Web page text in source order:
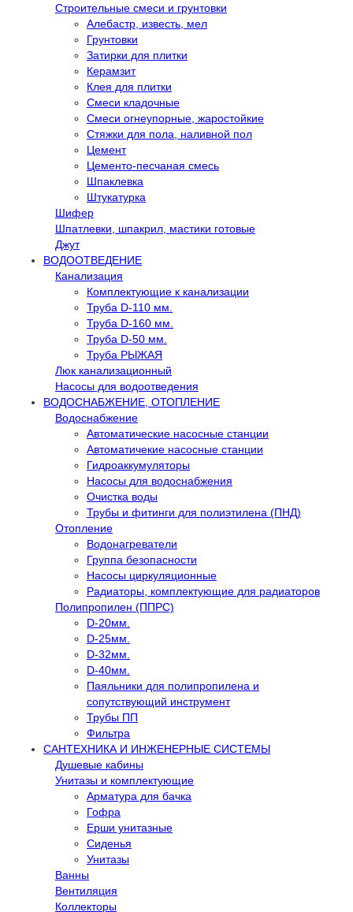
Строительные смеси и грунтовки
Алебастр, известь, мел
Грунтовки
Затирки для плитки
Керамзит
Клея для плитки
Смеси кладочные
Смеси огнеупорные, жаростойкие
Стяжки для пола, наливной пол
Цемент
Цементо-песчаная смесь
Шпаклевка
Штукатурка
Шифер
Шпатлевки, шпакрил, мастики готовые
Джут
ВОДООТВЕДЕНИЕ
Канализация
Комплектующие к канализации
Труба D-110 мм.
Труба D-160 мм.
Труба D-50 мм.
Труба РЫЖАЯ
Люк канализационный
Насосы для водоотведения
ВОДОСНАБЖЕНИЕ, ОТОПЛЕНИЕ
Водоснабжение
Автоматичеcкие насосные станции
Автоматичекие насосные станции
Гидроаккумуляторы
Насосы для водоснабжения
Очистка воды
Трубы и фитинги для полиэтилена (ПНД)
Отопление
Водонагреватели
Группа безопасности
Насосы циркуляционные
Радиаторы, комплектующие для радиаторов
Полипропилен (ППРС)
D-20мм.
D-25мм.
D-32мм.
D-40мм.
Паяльники для полипропилена и
сопутствующий инструмент
Трубы ПП
Фильтра
САНТЕХНИКА И ИНЖЕНЕРНЫЕ СИСТЕМЫ
Душевые кабины
Унитазы и комплектующие
Арматура для бачка
Гофра
Ерши унитазные
Сиденья
Унитазы
Ванны
Вентиляция
Коллекторы